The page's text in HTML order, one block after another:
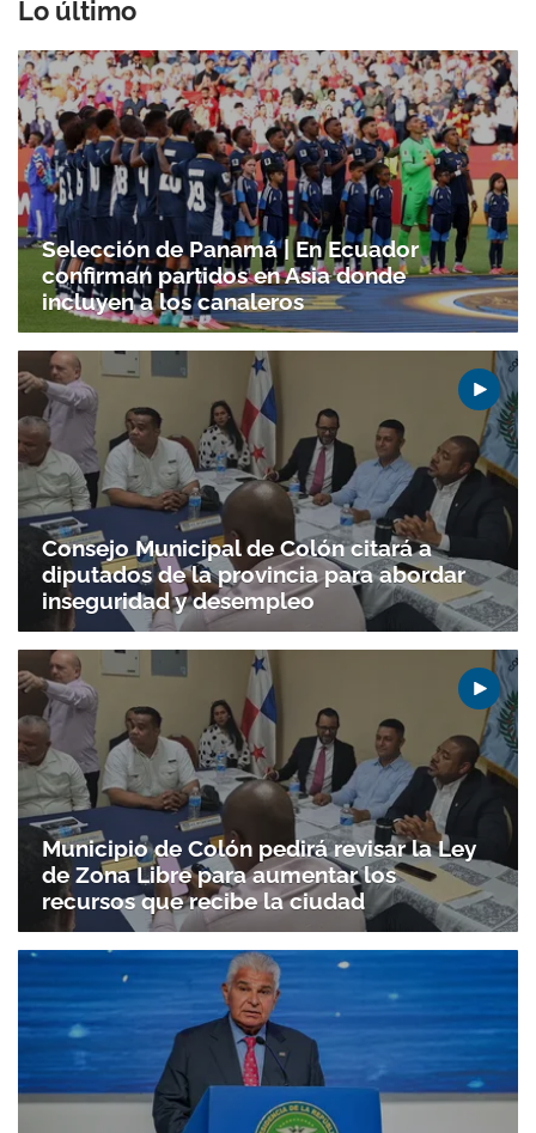
Lo último
Selección de Panamá | En Ecuador
confirman partidos en Asia donde
incluyen a los canaleros
Consejo Municipal de Colón citará a
diputados de la provincia para abordar
inseguridad y desempleo
Municipio de Colón pedirá revisar la Ley
de Zona Libre para aumentar los
recursos que recibe la ciudad